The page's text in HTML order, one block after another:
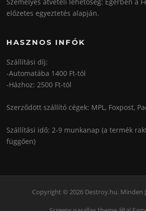
előzetes egyeztetés alapján.
HASZNOS INFÓK
Szállítási díj:
-Automatába 1400 Ft-tól
-Házhoz: 2500 Ft-tól
Szerződött szállító cégek: MPL, Foxpost,
Szállítási idő: 2-9 munkanap (a termék
függően)
Copyright © 2026 Destroy.hu. Minden